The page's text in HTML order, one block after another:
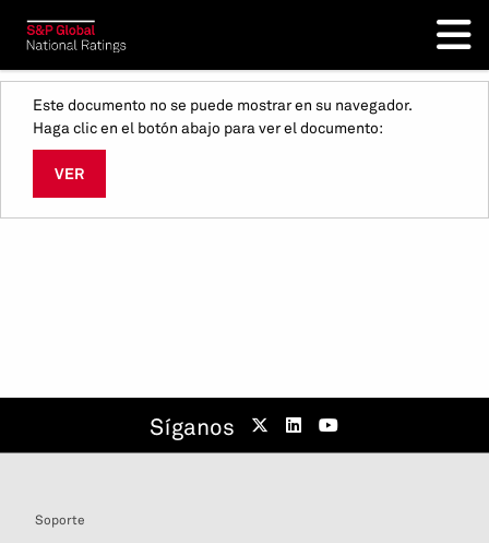
Este documento no se puede mostrar en su navegador.
Haga clic en el botón abajo para ver el documento:
VER
Síganos
Soporte